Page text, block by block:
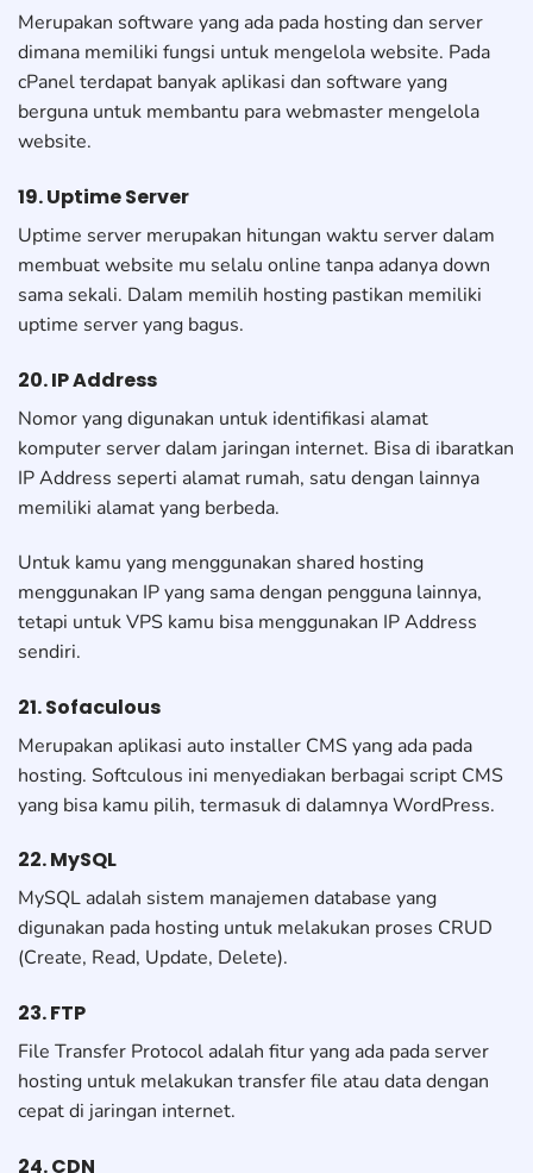
Merupakan software yang ada pada hosting dan server
dimana memiliki fungsi untuk mengelola website. Pada
cPanel terdapat banyak aplikasi dan software yang
berguna untuk membantu para webmaster mengelola
website.
19. Uptime Server
Uptime server merupakan hitungan waktu server dalam
membuat website mu selalu online tanpa adanya down
sama sekali. Dalam memilih hosting pastikan memiliki
uptime server yang bagus.
20. IP Address
Nomor yang digunakan untuk identifikasi alamat
komputer server dalam jaringan internet. Bisa di ibaratkan
IP Address seperti alamat rumah, satu dengan lainnya
memiliki alamat yang berbeda.
Untuk kamu yang menggunakan shared hosting
menggunakan IP yang sama dengan pengguna lainnya,
tetapi untuk VPS kamu bisa menggunakan IP Address
sendiri.
21. Sofaculous
Merupakan aplikasi auto installer CMS yang ada pada
hosting. Softculous ini menyediakan berbagai script CMS
yang bisa kamu pilih, termasuk di dalamnya WordPress.
22. MySQL
MySQL adalah sistem manajemen database yang
digunakan pada hosting untuk melakukan proses CRUD
(Create, Read, Update, Delete).
23. FTP
File Transfer Protocol adalah fitur yang ada pada server
hosting untuk melakukan transfer file atau data dengan
cepat di jaringan internet.
24. CDN